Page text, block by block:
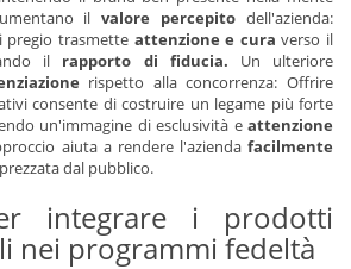
ilvalore percepito dell'azienda:
pregio trasmette attenzione e cura verso il
il rapporto di fiducia. Un ulteriore
rispetto alla concorrenza: Offrire
consente di costruire un legame più forte
un'immagine di esclusività e attenzione
aiuta a rendere l'azienda facilmente
dal pubblico.
integrare i prodotti
nei programmi fedeltà